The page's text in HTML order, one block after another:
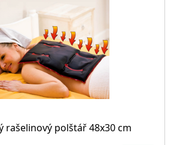
rašelinový polštář 48x30 cm